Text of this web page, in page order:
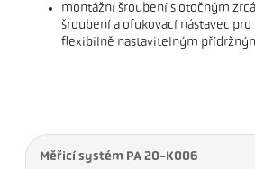
montážní šroubení s otočným
šroubení a ofukovací nástavec
flexibilně nastavitelným
Měřicí systém PA 20-K006